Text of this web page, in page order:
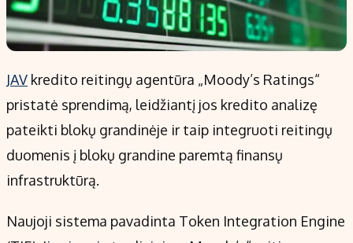
Redakcija
Apie mus
Redakcijos politika
Privatumo politika
Turinio žymėjimo taisyklės
Kontaktai
JAV kredito reitingų agentūra „Moody’s Ratings“
pristatė sprendimą, leidžiantį jos kredito analizę
pateikti blokų grandinėje ir taip integruoti reitingų
duomenis į blokų grandine paremtą finansų
infrastruktūrą.
Naujoji sistema pavadinta Token Integration Engine